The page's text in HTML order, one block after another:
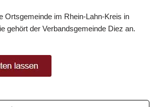
Ortsgemeinde im Rhein-Lahn-Kreis in
gehört der Verbandsgemeinde Diez an.